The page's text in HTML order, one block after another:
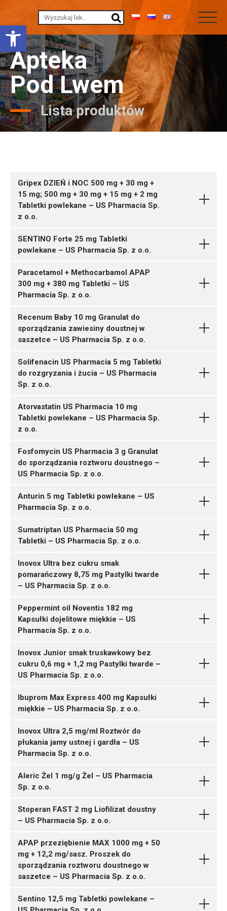
Otwórz pasek narzędzi
Apteka
Pod Lwem
Lista produktów
Gripex DZIEŃ i NOC 500 mg + 30 mg +
15 mg; 500 mg + 30 mg + 15 mg + 2 mg
Tabletki powlekane – US Pharmacia Sp.
z o.o.
05909991584177 ¦ Rp ¦ Skasowane ¦ 163539
12 tabl. (na dzień) ¦ 4 tabl. (na noc)
05904569256142 ¦ Rp ¦ 164817
12 tabl. na dzień ¦ 4 tabl. na noc
N02BE51
Ulotka
Pseudoephedrini
hydrochloridum +
Dextromethorphani
Chlorpheniramini maleas US
Pharmacia Sp. z o.o.
SENTINO Forte 25 mg Tabletki
powlekane – US Pharmacia Sp. z o.o.
05909991468064 ¦ Rp ¦ 140749
7 tabl.
05909991468057 ¦ Rp ¦ 140750
14 tabl.
R06AA09
Doxylamini
hydrogenosuccinas US
Pharmacia Sp. z o.o.
Pytanie o produkt
Paracetamol + Methocarbamol APAP
300 mg + 380 mg Tabletki – US
Pharmacia Sp. z o.o.
05903031289985 ¦ Rp ¦ 150237
45 tabl.
05904569250058 ¦ Rp ¦ 150239
50 tabl.
05904569250010 ¦ Rp ¦ 150240
40 tabl.
Ulotka
Paracetamolum +
Methocarbamolum
US
Pharmacia Sp. z o.o.
Pytanie o produkt
Recenum Baby 10 mg Granulat do
sporządzania zawiesiny doustnej w
saszetce – US Pharmacia Sp. z o.o.
05903031289848 ¦ Rp ¦ 142037
30 sasz. 10 mg
05903031289831 ¦ Rp ¦ 142038
05903031289824 ¦ Rp ¦ 142039
10 sasz. 10 mg
A07XA04
Ulotka
Racecadotrilum US
Pharmacia Sp. z o.o.
Pytanie o produkt
Solifenacin US Pharmacia 5 mg Tabletki
do rozgryzania i żucia – US Pharmacia
Sp. z o.o.
05909991457730 ¦ Rp ¦ 140806
7 tabl.
G04BD08
Ulotka
Solifenacini succinas
US Pharmacia Sp. z o.o.
Pytanie o produkt
Atorvastatin US Pharmacia 10 mg
Tabletki powlekane – US Pharmacia Sp.
z o.o.
05909991422196 ¦ Rp ¦ 135184
05909991422202 ¦ Rp ¦ 135185
1 butelka 30 tabl.
C10AA05
Ulotka
Atorvastatinum US
Pharmacia Sp. z o.o.
Pytanie o produkt
Fosfomycin US Pharmacia 3 g Granulat
do sporządzania roztworu doustnego –
US Pharmacia Sp. z o.o.
05909991421410 ¦ Rp ¦ 135023
J01XX01
Ulotka
Fosfomycinum US
Anturin 5 mg Tabletki powlekane – US
Pharmacia Sp. z o.o.
05909991469047 ¦ Rp ¦ 140465
7 tabl.
Ulotka
Solifenacini succinas
Sumatriptan US Pharmacia 50 mg
Tabletki – US Pharmacia Sp. z o.o.
05909990077670 ¦ Rp ¦ 38305
2 tabl.
05909990077687 ¦ Rp ¦ Skasowane ¦ 38306
05909990077694 ¦ Rp ¦ 38307
4 tabl.
05909990077700 ¦ Rp ¦ Skasowane ¦ 38308
6 tabl. (1 x 6)
05909990077724 ¦ Rp ¦ 38309
6 tabl.
N02CC01
Inovox Ultra bez cukru smak
pomarańczowy 8,75 mg Pastylki twarde
– US Pharmacia Sp. z o.o.
05904569254407 ¦ OTC ¦ 165671
8 szt.
05904569255831 ¦ OTC ¦ 165672
16 szt.
05904569254421 ¦ OTC ¦ 165673
24 szt.
R02AX01
Peppermint oil Noventis 182 mg
Kapsułki dojelitowe miękkie – US
Pharmacia Sp. z o.o.
05909991573041 ¦ OTC ¦ Skasowane ¦ 161123
05909991573065 ¦ OTC ¦ Skasowane ¦ 161124
60 kaps.
05904569255701 ¦ OTC ¦ 163567
90 kaps.
05904569255664 ¦ OTC ¦ 166069
05904569255688 ¦ OTC ¦ 166070
60 kaps.
Inovox Junior smak truskawkowy bez
cukru 0,6 mg + 1,2 mg Pastylki twarde –
US Pharmacia Sp. z o.o.
05904569253974 ¦ OTC ¦ 160063
8 pastylek
05904569253998 ¦ OTC ¦ 160064
24 pastylki
05904569253981 ¦ OTC ¦ 160065
16 pastylek
Ibuprom Max Express 400 mg Kapsułki
miękkie – US Pharmacia Sp. z o.o.
05903031287998 ¦ OTC ¦ 164207
05903031288001 ¦ OTC ¦ 164208
20 kaps.
05903031288575 ¦ OTC ¦ 164209
30 kaps.
05903031288018 ¦ OTC ¦ 164210
40 kaps.
Inovox Ultra 2,5 mg/ml Roztwór do
płukania jamy ustnej i gardła – US
Pharmacia Sp. z o.o.
05904569251956 ¦ OTC ¦ 154062
1 butelka 150 ml
Aleric Żel 1 mg/g Żel – US Pharmacia
Sp. z o.o.
05903031286724 ¦ OTC ¦ 165071
1 tuba 30 g
Stoperan FAST 2 mg Liofilizat doustny
– US Pharmacia Sp. z o.o.
APAP przeziębienie MAX 1000 mg + 50
mg + 12,2 mg/sasz. Proszek do
sporządzania roztworu doustnego w
saszetce – US Pharmacia Sp. z o.o.
Sentino 12,5 mg Tabletki powlekane –